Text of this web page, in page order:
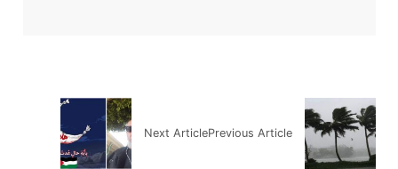
Previous Article
Next Article